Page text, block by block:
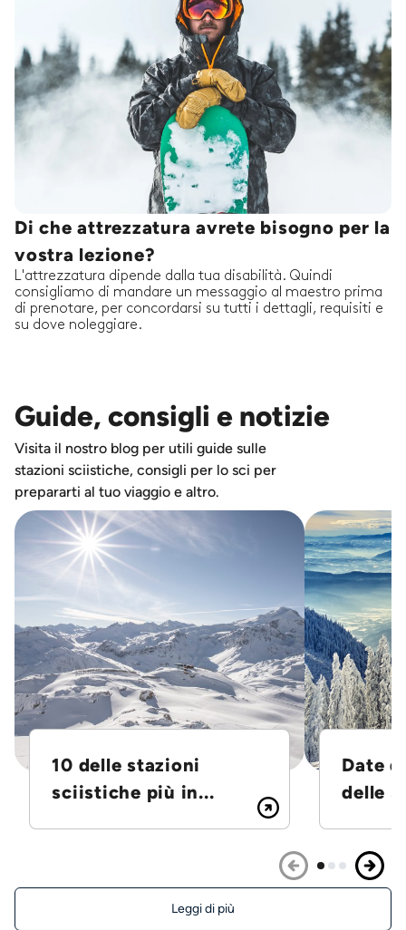
Di che attrezzatura avrete bisogno per la
vostra lezione?
L'attrezzatura dipende dalla tua disabilità. Quindi
consigliamo di mandare un messaggio al maestro prima
di prenotare, per concordarsi su tutti i dettagli, requisiti e
su dove noleggiare.
Guide, consigli e notizie
Visita il nostro blog per utili guide sulle
stazioni sciistiche, consigli per lo sci per
prepararti al tuo viaggio e altro.
10 delle stazioni
sciistiche più in...
Date
delle
Leggi di più